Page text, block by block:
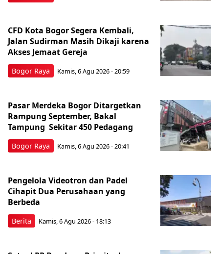
Bogor Raya
CFD Kota Bogor Segera Kembali,
Jalan Sudirman Masih Dikaji karena
Akses Jemaat Gereja
Kamis, 6 Agu 2026 - 20:59
Bogor Raya
Pasar Merdeka Bogor Ditargetkan
Rampung September, Bakal
Tampung Sekitar 450 Pedagang
Kamis, 6 Agu 2026 - 20:41
Berita
Pengelola Videotron dan Padel
Cihapit Dua Perusahaan yang
Berbeda
Kamis, 6 Agu 2026 - 18:13